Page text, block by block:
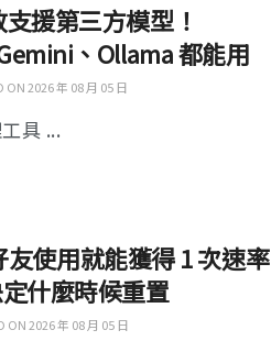
援第三方模型！
、Ollama 都能用
ON 2026 年 08 月 05 日
具 ...
使用就能獲得 1 次速率
什麼時候重置
ON 2026 年 08 月 05 日